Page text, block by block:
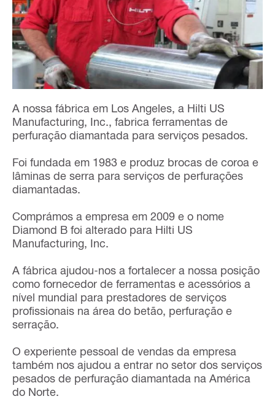
A nossa fábrica em Los Angeles, a Hilti US
Manufacturing, Inc., fabrica ferramentas de
perfuração diamantada para serviços pesados.
Foi fundada em 1983 e produz brocas de coroa e
lâminas de serra para serviços de perfurações
diamantadas.
Comprámos a empresa em 2009 e o nome
Diamond B foi alterado para Hilti US
Manufacturing, Inc.
A fábrica ajudou-nos a fortalecer a nossa posição
como fornecedor de ferramentas e acessórios a
nível mundial para prestadores de serviços
profissionais na área do betão, perfuração e
serração.
O experiente pessoal de vendas da empresa
também nos ajudou a entrar no setor dos serviços
pesados de perfuração diamantada na América
do Norte.